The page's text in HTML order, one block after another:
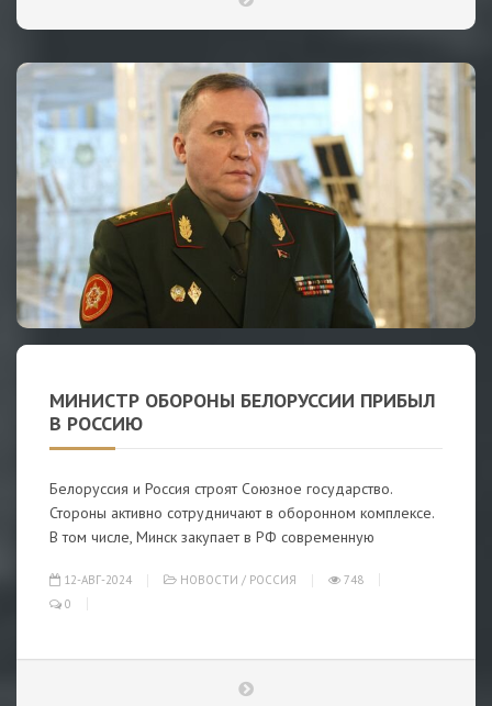
МИНИСТР ОБОРОНЫ БЕЛОРУССИИ ПРИБЫЛ
В РОССИЮ
Белоруссия и Россия строят Союзное государство.
Стороны активно сотрудничают в оборонном комплексе.
В том числе, Минск закупает в РФ современную
12-АВГ-2024 НОВОСТИ / РОССИЯ
748
0